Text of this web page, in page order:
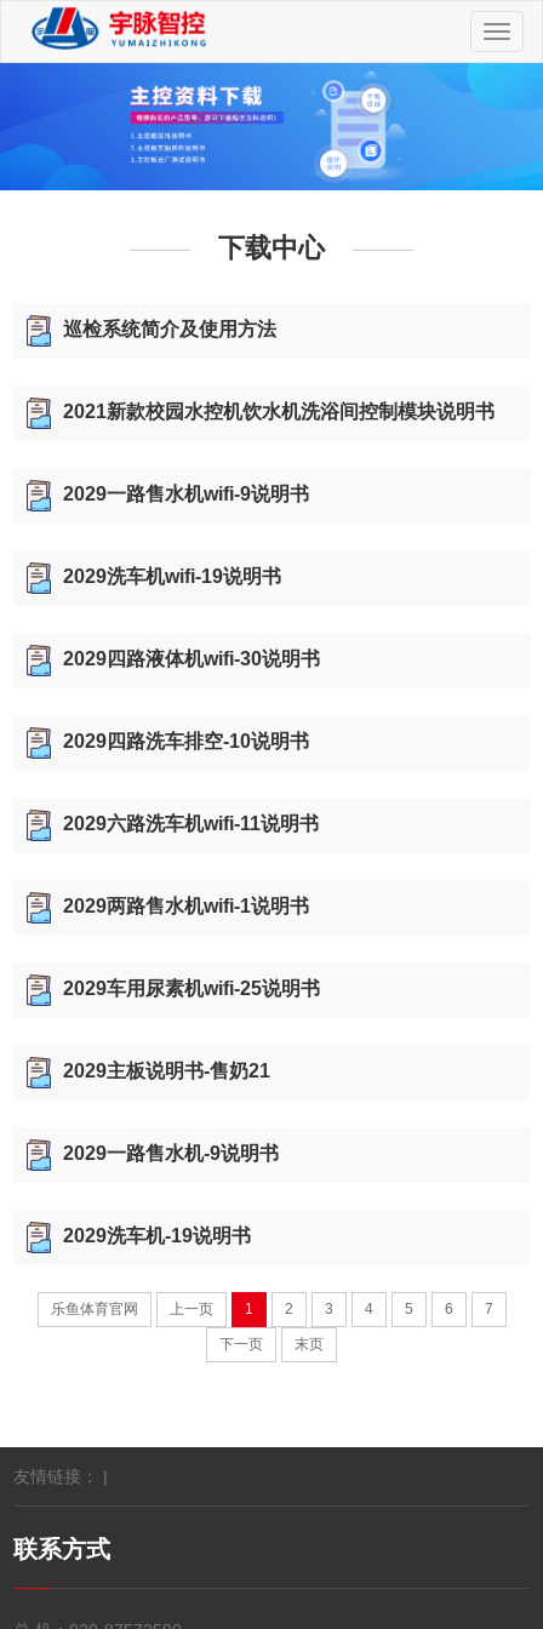
切
换
航
下载中心
巡检系统简介及使用方法
2021新款校园水控机饮水机洗浴间控制模块说明书
2029一路售水机wifi-9说明书
2029洗车机wifi-19说明书
2029四路液体机wifi-30说明书
2029四路洗车排空-10说明书
2029六路洗车机wifi-11说明书
2029两路售水机wifi-1说明书
2029车用尿素机wifi-25说明书
2029主板说明书-售奶21
2029一路售水机-9说明书
2029洗车机-19说明书
乐鱼体育官网 上一页 1 2 3 4 5 6 7
下一页 末页
友情链接： |
联系方式